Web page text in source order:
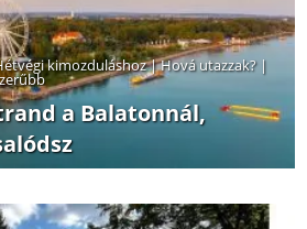
kimozduláshoz|Hová utazzak? |
a Balatonnál,